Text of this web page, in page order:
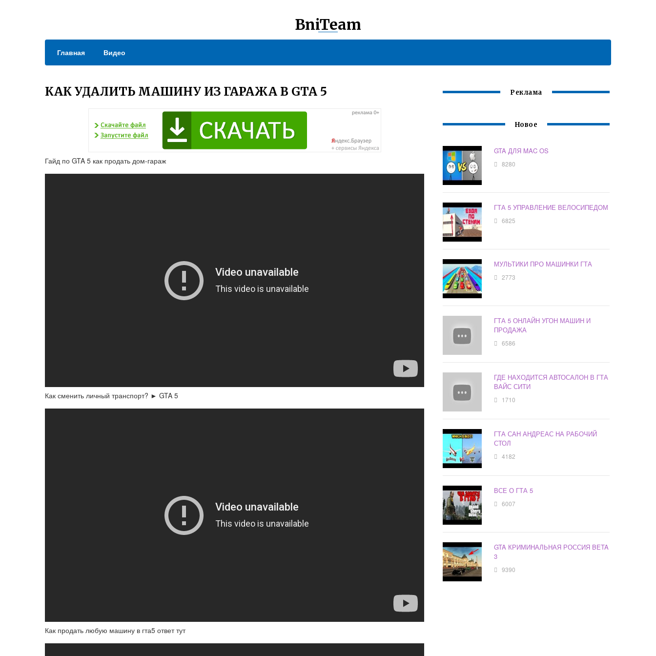
BniTeam
Главная Видео
КАК УДАЛИТЬ МАШИНУ ИЗ ГАРАЖА В GTA 5
Гайд по GTA 5 как продать дом-гараж
Как сменить личный транспорт? ► GTA 5
Как продать любую машину в гта5 ответ тут
Реклама
Новое
GTA ДЛЯ MAC OS
8280
ГТА 5 УПРАВЛЕНИЕ ВЕЛОСИПЕДОМ
6825
МУЛЬТИКИ ПРО МАШИНКИ ГТА
2773
ГТА 5 ОНЛАЙН УГОН МАШИН И
ПРОДАЖА
6586
ГДЕ НАХОДИТСЯ АВТОСАЛОН В ГТА
ВАЙС СИТИ
1710
ГТА САН АНДРЕАС НА РАБОЧИЙ
СТОЛ
4182
ВСЕ О ГТА 5
6007
GTA КРИМИНАЛЬНАЯ РОССИЯ BETA
3
9390